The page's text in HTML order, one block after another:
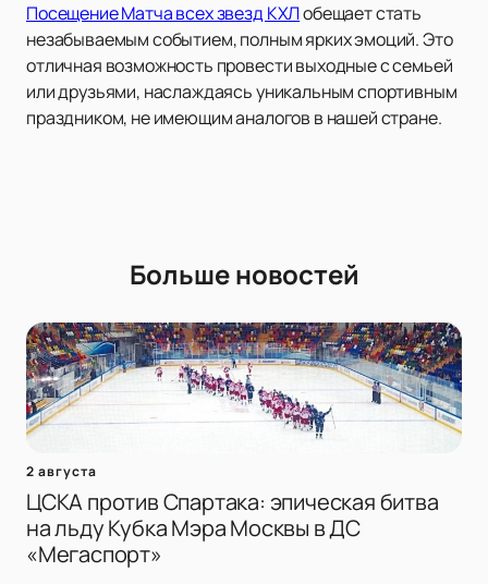
Посещение Матча всех звезд КХЛобещает стать
незабываемым событием, полным ярких эмоций. Это
отличная возможность провести выходные с семьей
или друзьями, наслаждаясь уникальным спортивным
праздником, не имеющим аналогов в нашей стране.
Больше новостей
2 августа
ЦСКА против Спартака: эпическая битва
на льду Кубка Мэра Москвы в ДС
«Мегаспорт»